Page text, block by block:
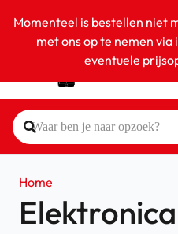
Momenteel is bestellen niet
met ons op te nemen
eventuele
Home
Elektronica